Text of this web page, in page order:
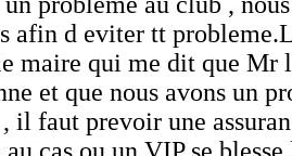
afin d eviter tt
maire qui me dit que Mr
et que nous avons un
il faut prevoir une